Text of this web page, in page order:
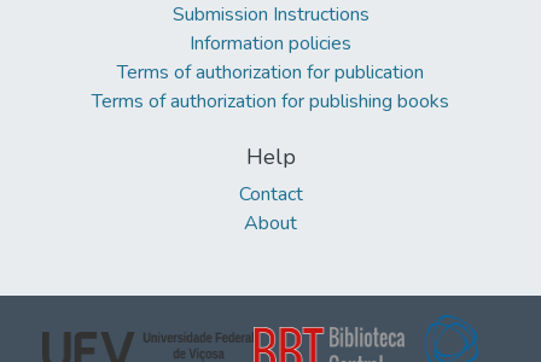
Submission Instructions
Information policies
Terms of authorization for publication
Terms of authorization for publishing books
Help
Contact
About